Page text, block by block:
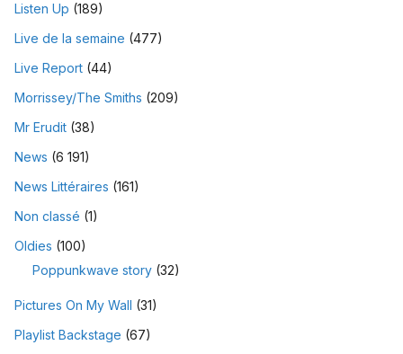
Listen Up (189)
Live de la semaine (477)
Live Report (44)
Morrissey/The Smiths (209)
Mr Erudit (38)
News (6 191)
News Littéraires (161)
Non classé (1)
Oldies (100)
Poppunkwave story (32)
Pictures On My Wall (31)
Playlist Backstage (67)